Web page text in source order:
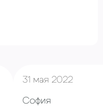
31 мая 2022
София